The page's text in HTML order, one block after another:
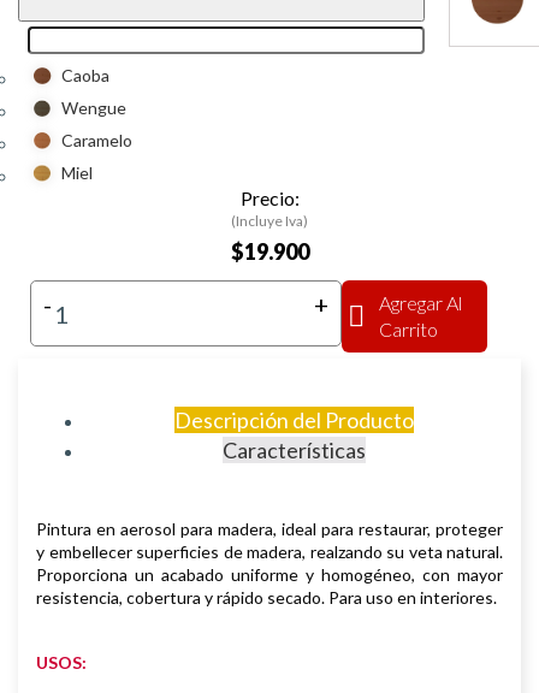
Caoba
Wengue
Caramelo
Miel
Precio:
(Incluye Iva)
$19.900
- +
Agregar Al
Carrito
Descripción del Producto
Características
Pintura en aerosol para madera, ideal para restaurar, proteger
y embellecer superficies de madera, realzando su veta natural.
Proporciona un acabado uniforme y homogéneo, con mayor
resistencia, cobertura y rápido secado. Para uso en interiores.
USOS: